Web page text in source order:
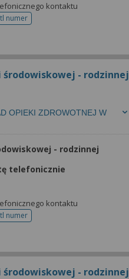
kontaktu
numer
telefonu do rejestracji
- rodzinnej
OPIEKI ZDROWOTNEJ W
- rodzinnej
telefonicznie
kontaktu
numer
telefonu do rejestracji
- rodzinnej